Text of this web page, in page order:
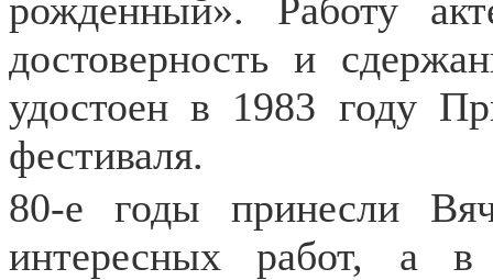
рожденный». Работу
достоверность и
удостоен в 1983 году
фестиваля.
80-е годы принесли
интересных работ, а в